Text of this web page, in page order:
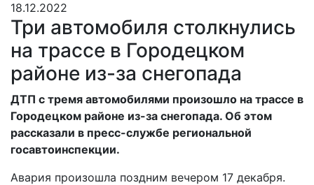
18.12.2022
Три автомобиля столкнулись
на трассе в Городецком
районе из-за снегопада
ДТП с тремя автомобилями произошло на трассе в
Городецком районе из-за снегопада. Об этом
рассказали в пресс-службе региональной
госавтоинспекции.
Авария произошла поздним вечером 17 декабря.